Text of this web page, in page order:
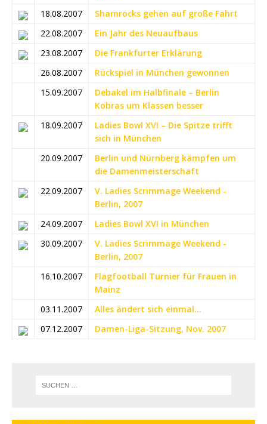
18.08.2007
Shamrocks gehen auf große Fahrt
22.08.2007
Ein Jahr des Neuaufbaus
23.08.2007
Die Frankfurter Erklärung
26.08.2007
Rückspiel in München gewonnen
15.09.2007
Debakel im Halbfinale – Berlin
Kobras um Klassen besser
18.09.2007
Ladies Bowl XVI – Die Spitze trifft
sich in München
20.09.2007
Berlin und Nürnberg kämpfen um
die Damenmeisterschaft
22.09.2007
V. Ladies Scrimmage Weekend -
Berlin, 2007
24.09.2007
Ladies Bowl XVI in München
30.09.2007
V. Ladies Scrimmage Weekend -
Berlin, 2007
16.10.2007
Flagfootball Turnier für Frauen in
Mainz
03.11.2007
Alles ändert sich einmal...
07.12.2007
Damen-Liga-Sitzung, Nov. 2007